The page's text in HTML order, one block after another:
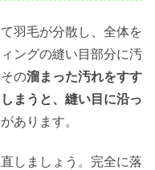
羽毛が分散し、全体を
ングの縫い目部分に汚
の溜まった汚れをすす
まうと、縫い目に沿っ
あります。
しましょう。完全に落